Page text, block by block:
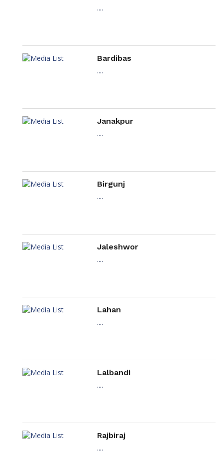
....
Bardibas
....
Janakpur
....
Birgunj
....
Jaleshwor
....
Lahan
....
Lalbandi
....
Rajbiraj
....